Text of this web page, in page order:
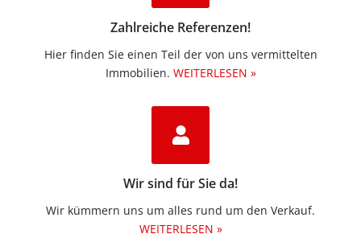
Zahlreiche Referenzen!
Hier finden Sie einen Teil der von uns vermittelten
Immobilien.​ WEITERLESEN »
Wir sind für Sie da!
Wir kümmern uns um alles rund um den Verkauf.
WEITERLESEN »